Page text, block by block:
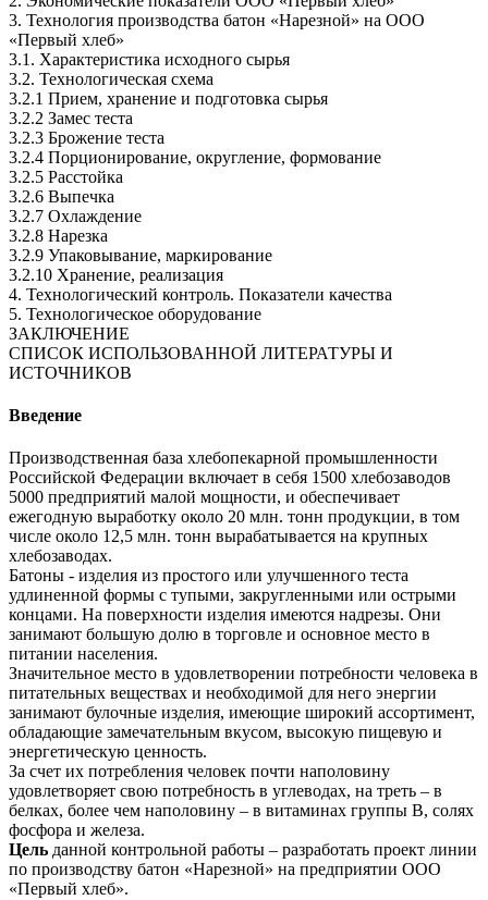
3. Технология производства батон «Нарезной» на ООО
«Первый хлеб»
3.1. Характеристика исходного сырья
3.2. Технологическая схема
3.2.1 Прием, хранение и подготовка сырья
3.2.2 Замес теста
3.2.3 Брожение теста
3.2.4 Порционирование, округление, формование
3.2.5 Расстойка
3.2.6 Выпечка
3.2.7 Охлаждение
3.2.8 Нарезка
3.2.9 Упаковывание, маркирование
3.2.10 Хранение, реализация
4. Технологический контроль. Показатели качества
5. Технологическое оборудование
ЗАКЛЮЧЕНИЕ
СПИСОК ИСПОЛЬЗОВАННОЙ ЛИТЕРАТУРЫ И
ИСТОЧНИКОВ
Введение
Производственная база хлебопекарной промышленности
Российской Федерации включает в себя 1500 хлебозаводов
5000 предприятий малой мощности, и обеспечивает
ежегодную выработку около 20 млн. тонн продукции, в том
числе около 12,5 млн. тонн вырабатывается на крупных
хлебозаводах.
Батоны - изделия из простого или улучшенного теста
удлиненной формы с тупыми, закругленными или острыми
концами. На поверхности изделия имеются надрезы. Они
занимают большую долю в торговле и основное место в
питании населения.
Значительное место в удовлетворении потребности человека в
питательных веществах и необходимой для него энергии
занимают булочные изделия, имеющие широкий ассортимент,
обладающие замечательным вкусом, высокую пищевую и
энергетическую ценность.
За счет их потребления человек почти наполовину
удовлетворяет свою потребность в углеводах, на треть – в
белках, более чем наполовину – в витаминах группы В, солях
фосфора и железа.
Цель данной контрольной работы – разработать проект линии
по производству батон «Нарезной» на предприятии ООО
«Первый хлеб».